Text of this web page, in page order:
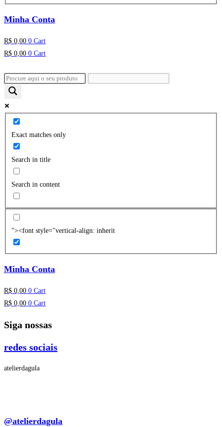
Minha Conta
R$ 0,00 0 Cart
R$ 0,00 0 Cart
Exact matches only
Search in title
Search in content
"><font style="vertical-align: inherit
Minha Conta
R$ 0,00 0 Cart
R$ 0,00 0 Cart
Siga nossas
redes sociais
atelierdagula
@atelierdagula